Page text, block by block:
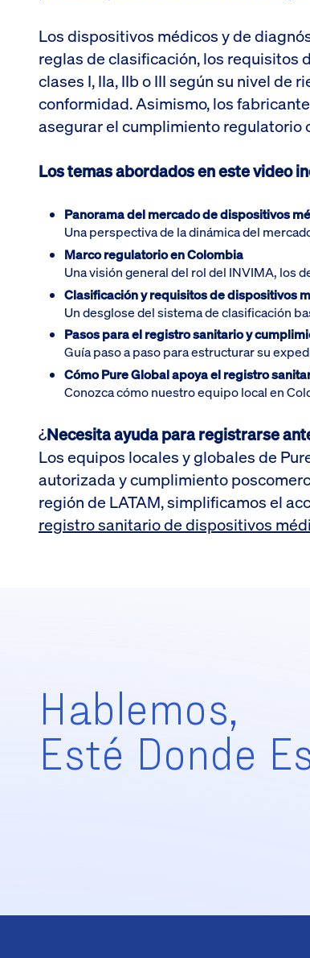
Los dispositivos médicos y de
reglas de clasificación, los requisitos
clases I, IIa, IIb o III según su nivel
conformidad. Asimismo, los
asegurar el cumplimiento regulatorio
Los temas abordados en este video
Panorama del mercado de dispositivos
Una perspectiva de la dinámica del
Marco regulatorio en Colombia
Una visión general del rol del INVIMA, los
Clasificación y requisitos de dispositivos
Un desglose del sistema de clasificación
Pasos para el registro sanitario y
Guía paso a paso para estructurar su
Cómo Pure Global apoya el registro
Conozca cómo nuestro equipo local en
¿Necesita ayuda para registrarse
Los equipos locales y globales de
autorizada y cumplimiento
región de LATAM, simplificamos el
registro sanitario de dispositivos
Hablemos,
Esté Donde